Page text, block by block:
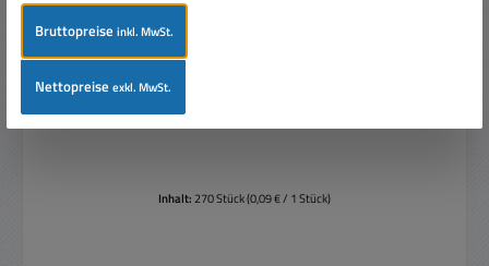
270-teilige Kabelschuh Ringschuh Sortiment mit
Inhalt:270 Stück(0,09 € / 1 Stück)
Bruttopreiseinkl. MwSt.
Nettopreiseexkl. MwSt.